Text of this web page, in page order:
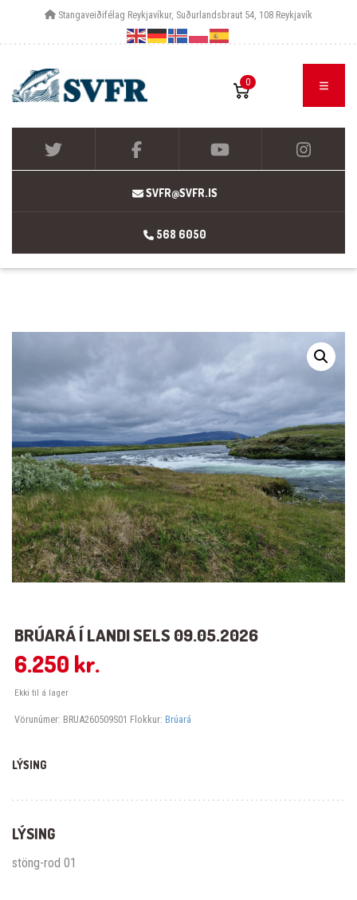
Stangaveiðifélag Reykjavíkur, Suðurlandsbraut 54, 108 Reykjavík
0
SVFR@SVFR.IS
568 6050
BRÚARÁ Í LANDI SELS 09.05.2026
6.250 kr.
Ekki til á lager
Vörunúmer: BRUA260509S01 Flokkur: Brúará
LÝSING
LÝSING
stöng-rod 01